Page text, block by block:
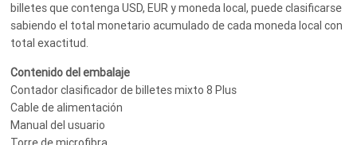
billetes que contenga USD, EUR y moneda local, puede clasificarse
sabiendo el total monetario acumulado de cada moneda local con
total exactitud.
Contenido del embalaje
Contador clasificador de billetes mixto 8 Plus
Cable de alimentación
Manual del usuario
Torre de microfibra